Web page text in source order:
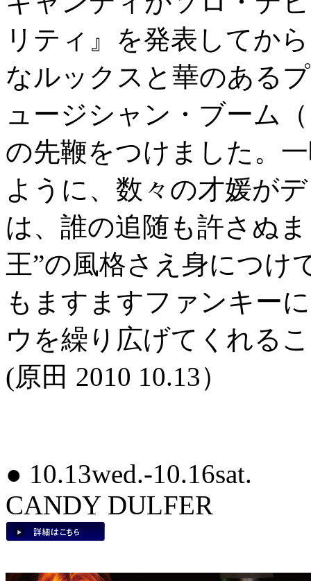
リティ』を発表してか
なルックスと華のある
ュージシャン・ブーム
の先鞭をつけました。
ように、数々の才媛が
は、誰の追随も許さぬ
王”の風格さえ身につけ
もますますファンキー
ウを繰り広げてくれる
(原田 2010 10.13）
● 10.13wed.-10.16sat.
CANDY DULFER